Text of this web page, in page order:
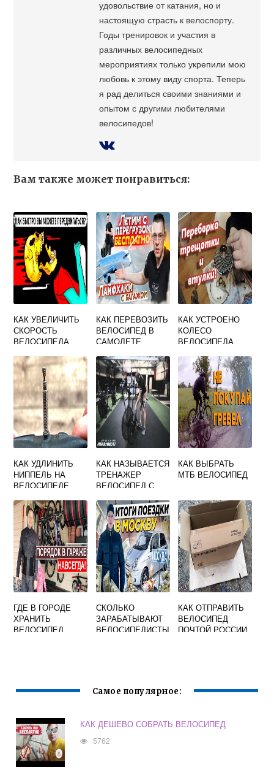
удовольствие от катания, но и
настоящую страсть к велоспорту.
Годы тренировок и участия в
различных велосипедных
мероприятиях только укрепили мою
любовь к этому виду спорта. Теперь
я рад делиться своими знаниями и
опытом с другими любителями
велосипедов!
Вам также может понравиться:
КАК УВЕЛИЧИТЬ
СКОРОСТЬ
ВЕЛОСИПЕДА
КАК ПЕРЕВОЗИТЬ
ВЕЛОСИПЕД В
САМОЛЕТЕ
КАК УСТРОЕНО
КОЛЕСО
ВЕЛОСИПЕДА
КАК УДЛИНИТЬ
НИППЕЛЬ НА
ВЕЛОСИПЕДЕ
КАК НАЗЫВАЕТСЯ
ТРЕНАЖЕР
ВЕЛОСИПЕД С
КАК ВЫБРАТЬ
МТБ ВЕЛОСИПЕД
ГДЕ В ГОРОДЕ
ХРАНИТЬ
ВЕЛОСИПЕД
СКОЛЬКО
ЗАРАБАТЫВАЮТ
ВЕЛОСИПЕДИСТЫ
КАК ОТПРАВИТЬ
ВЕЛОСИПЕД
ПОЧТОЙ РОССИИ
Самое популярное:
КАК ДЕШЕВО СОБРАТЬ ВЕЛОСИПЕД
5762